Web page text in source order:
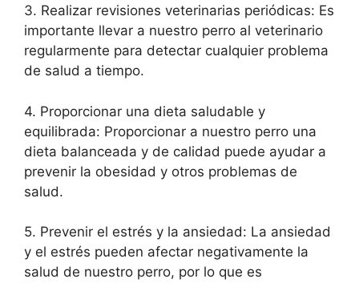
3. Realizar revisiones veterinarias periódicas: Es
importante llevar a nuestro perro al veterinario
regularmente para detectar cualquier problema
de salud a tiempo.
4. Proporcionar una dieta saludable y
equilibrada: Proporcionar a nuestro perro una
dieta balanceada y de calidad puede ayudar a
prevenir la obesidad y otros problemas de
salud.
5. Prevenir el estrés y la ansiedad: La ansiedad
y el estrés pueden afectar negativamente la
salud de nuestro perro, por lo que es